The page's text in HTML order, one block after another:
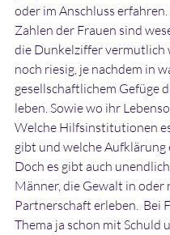
oder im Anschluss erfahren.
Zahlen der Frauen sind
die Dunkelziffer vermutlich
noch riesig, je nachdem in
gesellschaftlichem Gefüge
leben. Sowie wo ihr
Welche Hilfsinstitutionen
gibt und welche Aufklärung
Doch es gibt auch
Männer, die Gewalt in oder
Partnerschaft erleben.  Bei
Thema ja schon mit Schuld